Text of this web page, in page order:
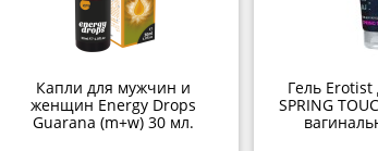
Капли для мужчин и
женщин Energy Drops
Guarana (m+w) 30 мл.
Гель
SPRING